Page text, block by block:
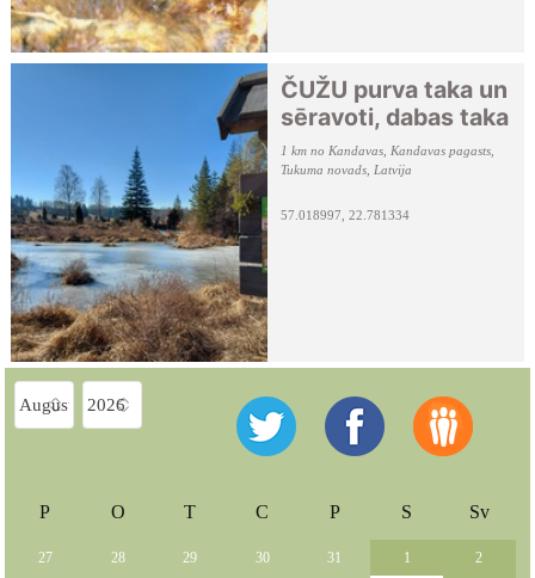
ČUŽU purva taka un
sēravoti, dabas taka
1 km no Kandavas, Kandavas pagasts,
Tukuma novads, Latvija
57.018997, 22.781334
P O T C P S Sv
27 28 29 30 31 1 2